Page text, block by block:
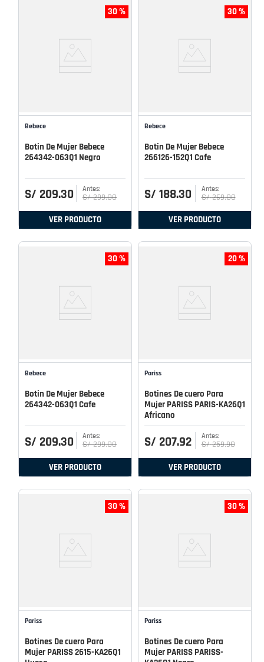
30 %
Bebece
Botin De Mujer Bebece
264342-063Q1 Negro
S/ 209.30 S/ 299.00
VER PRODUCTO
30 %
Bebece
Botin De Mujer Bebece
266126-152Q1 Cafe
S/ 188.30 S/ 269.00
VER PRODUCTO
30 %
Bebece
Botin De Mujer Bebece
264342-063Q1 Cafe
S/ 209.30 S/ 299.00
VER PRODUCTO
20 %
Pariss
Botines De cuero Para
Mujer PARISS PARIS-KA26Q1
Africano
S/ 207.92 S/ 259.90
VER PRODUCTO
30 %
Pariss
Botines De cuero Para
Mujer PARISS 2615-KA26Q1
30 %
Pariss
Botines De cuero Para
Mujer PARISS PARISS-